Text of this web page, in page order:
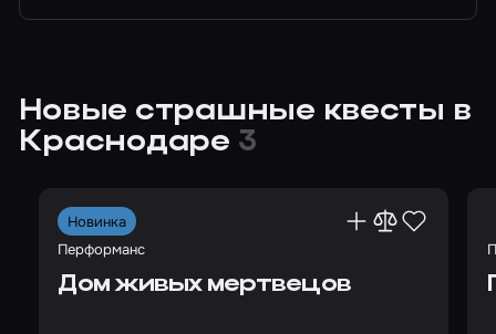
Новые страшные квесты в
Краснодаре 3
Новинка
Перформанс
Дом живых мертвецов